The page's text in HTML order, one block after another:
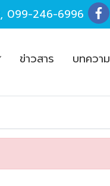
, 099-246-6996
ข่าวสาร บทความ